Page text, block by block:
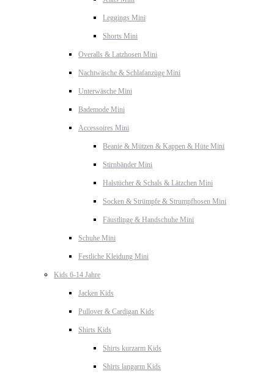
Leggings Mini
Shorts Mini
Overalls & Latzhosen Mini
Nachtwäsche & Schlafanzüge Mini
Unterwäsche Mini
Bademode Mini
Accessoires Mini
Beanie & Mützen & Kappen & Hüte Mini
Stirnbänder Mini
Halstücher & Schals & Lätzchen Mini
Socken & Strümpfe & Strumpfhosen Mini
Fäustlinge & Handschuhe Mini
Schuhe Mini
Festliche Kleidung Mini
Kids 6-14 Jahre
Jacken Kids
Pullover & Cardigan Kids
Shirts Kids
Shirts kurzarm Kids
Shirts langarm Kids